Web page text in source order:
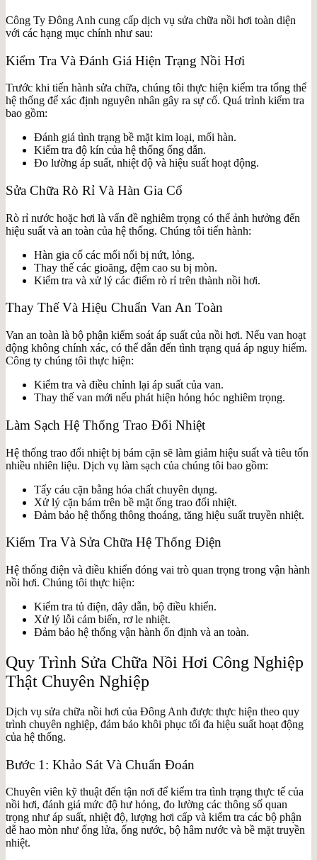
Công Ty Đông Anh cung cấp dịch vụ sửa chữa nồi hơi toàn diện
với các hạng mục chính như sau:
Kiểm Tra Và Đánh Giá Hiện Trạng Nồi Hơi
Trước khi tiến hành sửa chữa, chúng tôi thực hiện kiểm tra tổng thể
hệ thống để xác định nguyên nhân gây ra sự cố. Quá trình kiểm tra
bao gồm:
Đánh giá tình trạng bề mặt kim loại, mối hàn.
Kiểm tra độ kín của hệ thống ống dẫn.
Đo lường áp suất, nhiệt độ và hiệu suất hoạt động.
Sửa Chữa Rò Rỉ Và Hàn Gia Cố
Rò rỉ nước hoặc hơi là vấn đề nghiêm trọng có thể ảnh hưởng đến
hiệu suất và an toàn của hệ thống. Chúng tôi tiến hành:
Hàn gia cố các mối nối bị nứt, lỏng.
Thay thế các gioăng, đệm cao su bị mòn.
Kiểm tra và xử lý các điểm rò rỉ trên thành nồi hơi.
Thay Thế Và Hiệu Chuẩn Van An Toàn
Van an toàn là bộ phận kiểm soát áp suất của nồi hơi. Nếu van hoạt
động không chính xác, có thể dẫn đến tình trạng quá áp nguy hiểm.
Công ty chúng tôi thực hiện:
Kiểm tra và điều chỉnh lại áp suất của van.
Thay thế van mới nếu phát hiện hỏng hóc nghiêm trọng.
Làm Sạch Hệ Thống Trao Đổi Nhiệt
Hệ thống trao đổi nhiệt bị bám cặn sẽ làm giảm hiệu suất và tiêu tốn
nhiều nhiên liệu. Dịch vụ làm sạch của chúng tôi bao gồm:
Tẩy cáu cặn bằng hóa chất chuyên dụng.
Xử lý cặn bám trên bề mặt ống trao đổi nhiệt.
Đảm bảo hệ thống thông thoáng, tăng hiệu suất truyền nhiệt.
Kiểm Tra Và Sửa Chữa Hệ Thống Điện
Hệ thống điện và điều khiển đóng vai trò quan trọng trong vận hành
nồi hơi. Chúng tôi thực hiện:
Kiểm tra tủ điện, dây dẫn, bộ điều khiển.
Xử lý lỗi cảm biến, rơ le nhiệt.
Đảm bảo hệ thống vận hành ổn định và an toàn.
Quy Trình Sửa Chữa Nồi Hơi Công Nghiệp
Thật Chuyên Nghiệp
Dịch vụ sửa chữa nồi hơi của Đông Anh được thực hiện theo quy
trình chuyên nghiệp, đảm bảo khôi phục tối đa hiệu suất hoạt động
của hệ thống.
Bước 1: Khảo Sát Và Chuẩn Đoán
Chuyên viên kỹ thuật đến tận nơi để kiểm tra tình trạng thực tế của
nồi hơi, đánh giá mức độ hư hỏng, đo lường các thông số quan
trọng như áp suất, nhiệt độ, lượng hơi cấp và kiểm tra các bộ phận
dễ hao mòn như ống lửa, ống nước, bộ hâm nước và bề mặt truyền
nhiệt.